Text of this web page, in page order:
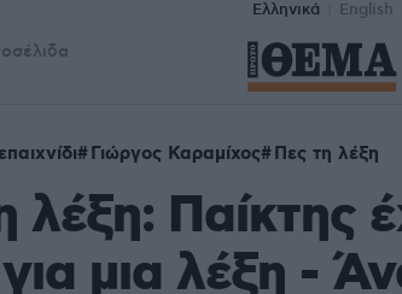
Ελληνικά English
Γιώργος Καραμίχος Πες τη λέξη
λέξη: Παίκτης
μια λέξη -